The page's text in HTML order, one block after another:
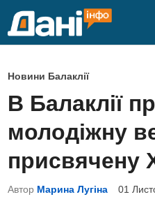
P
o
s
e
d
i
Новини Балаклії
В Балаклії
молодіжну
присвячену
Автор Марина Лугіна 01